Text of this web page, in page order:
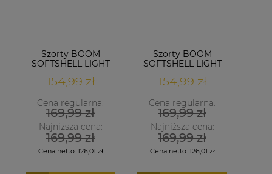
Szorty BOOM
SOFTSHELL LIGHT
154,99 zł
Cena regularna:
169,99 zł
Najniższa cena:
169,99 zł
Cena netto: 126,01 zł
Szorty BOOM
SOFTSHELL LIGHT
154,99 zł
Cena regularna:
169,99 zł
Najniższa cena:
169,99 zł
Cena netto: 126,01 zł